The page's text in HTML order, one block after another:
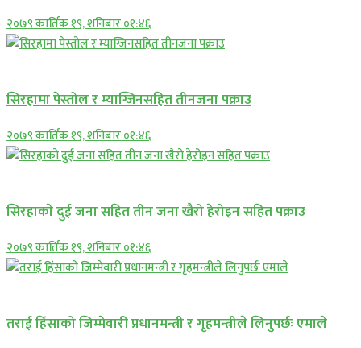
२०७९ कार्तिक १९, शनिबार ०१:४६
सिरहामा पेस्तोल र म्याग्जिनसहित तीनजना पक्राउ
२०७९ कार्तिक १९, शनिबार ०१:४६
सिरहाकाे दुई जना सहित तीन जना खैरो हेरोइन सहित पक्राउ
२०७९ कार्तिक १९, शनिबार ०१:४६
तराई हिंसाको जिम्मेवारी प्रधानमन्त्री र गृहमन्त्रीले लिनुपर्छः एमाले